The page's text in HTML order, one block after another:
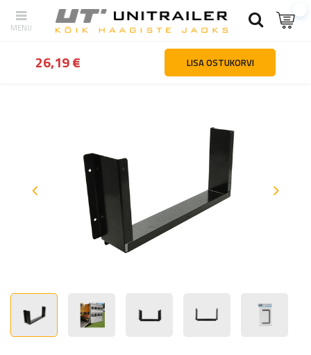
tagasi Kodu Transport, kinnitamine ja
26,19 € LISA OSTUKORVI